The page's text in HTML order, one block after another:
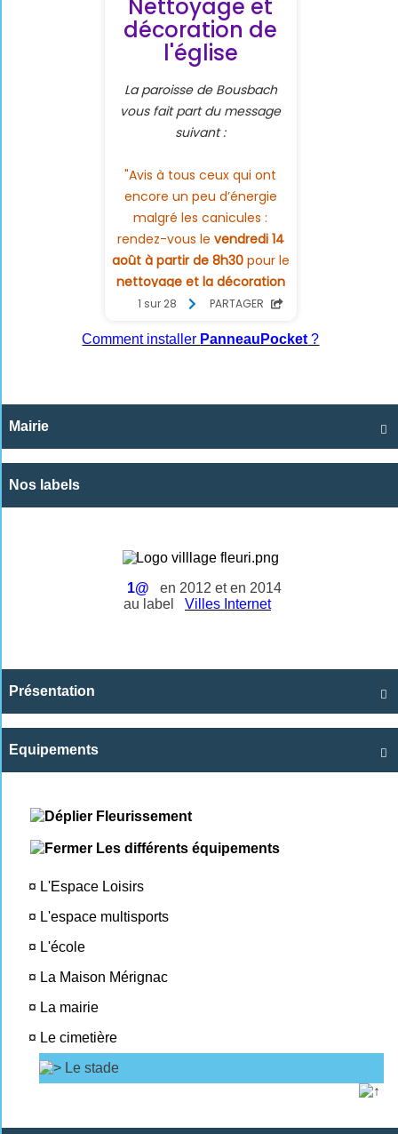
Comment installer PanneauPocket ?

Mairie
Nos labels
1@
en 2012 et en 2014
au label
Villes Internet

Présentation

Equipements
Fleurissement
Les différents équipements
¤ L'Espace Loisirs
¤ L'espace multisports
¤ L'école
¤ La Maison Mérignac
¤ La mairie
¤ Le cimetière
Le stade